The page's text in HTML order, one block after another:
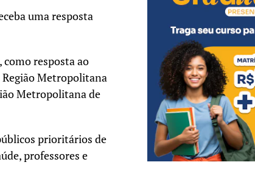
uma resposta
resposta ao
Região Metropolitana
Metropolitana de
prioritários de
professores e